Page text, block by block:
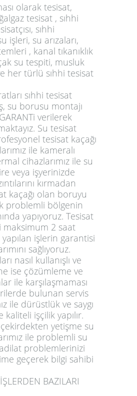
olarak tesisat,
tesisat , sıhhi
sıhhi
işleri, su arızaları,
, kanal tıkanıklık
su tespiti, musluk
her türlü sıhhi tesisat
sıhhi tesisat
su borusu montajı
verilerek
Su tesisat
tesisat kaçağı
ile kameralı
cihazlarımız ile su
veya işyerinizde
kırmadan
kaçağı olan boruyu
problemli bölgenin
yapıyoruz. Tesisat
maksimum 2 saat
işlerin garantisi
sağlıyoruz.
nasıl kullanışlı ve
ise çözümleme ve
ile karşılaşmaması
bulunan servis
ile dürüstlük ve saygı
kaliteli işçilik yapılır.
yetişme su
ile problemli su
problemlerinizi
geçerek bilgi sahibi
BAZILARI